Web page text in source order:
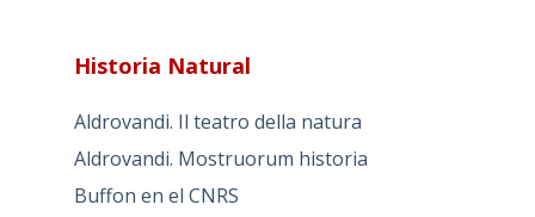
Historia Natural
Aldrovandi. Il teatro della natura
Aldrovandi. Mostruorum historia
Buffon en el CNRS